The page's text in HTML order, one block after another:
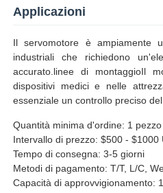
Applicazioni
Il servomotore è ampiamente
industriali che richiedono
accurato.linee di montaggioIl
dispositivi medici e nelle
essenziale un controllo preciso
Quantità minima d'ordine: 1 pezzo
Intervallo di prezzo: $500 - $1000
Tempo di consegna: 3-5 giorni
Metodi di pagamento: T/T, L/C,
Capacità di approvvigionamento: